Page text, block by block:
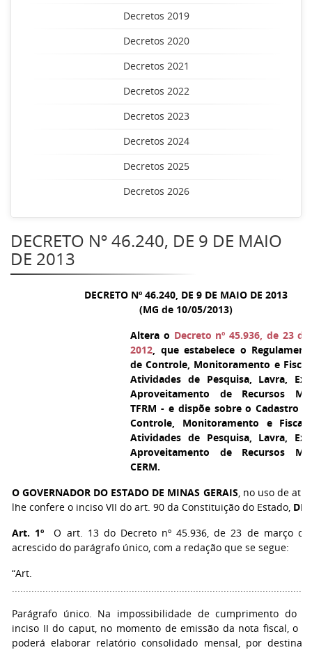
Decretos 2019
Decretos 2020
Decretos 2021
Decretos 2022
Decretos 2023
Decretos 2024
Decretos 2025
Decretos 2026
DECRETO Nº 46.240, DE 9 DE MAIO
DE 2013
DECRETO Nº 46.240, DE 9 DE MAIO DE 2013
(MG de 10/05/2013)
Altera o Decreto nº 45.936, de 23
2012, que estabelece o
de Controle, Monitoramento e
Atividades de Pesquisa, Lavra,
Aproveitamento de Recursos
TFRM - e dispõe sobre o Cadastro
Controle, Monitoramento e
Atividades de Pesquisa, Lavra,
Aproveitamento de Recursos
CERM.
O GOVERNADOR DO ESTADO DE MINAS GERAIS, no uso de
lhe confere o inciso VII do art. 90 da Constituição do Estado,
Art. 1º O art. 13 do Decreto nº 45.936, de 23 de março de
acrescido do parágrafo único, com a redação que se segue:
“Art.
Parágrafo único. Na impossibilidade de cumprimento do
inciso II do caput, no momento de emissão da nota fiscal, o
poderá elaborar relatório consolidado mensal, por